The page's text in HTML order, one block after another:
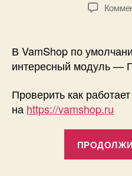
В VamShop по
интересный модуль —
Проверить как
на https://vamshop.ru